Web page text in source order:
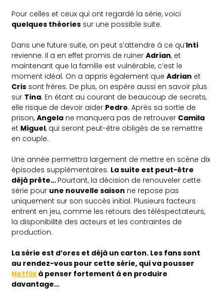
Pour celles et ceux qui ont regardé la série, voici
quelques théories sur une possible suite.
Dans une future suite, on peut s’attendre à ce qu’Inti
revienne. Il a en effet promis de ruinerAdrian, et
maintenant que la famille est vulnérable, c’est le
moment idéal. On a appris également queAdrian et
Cris sont frères. De plus, on espère aussi en savoir plus
sur Tina. En étant au courant de beaucoup de secrets,
elle risque de devoir aider Pedro. Après sa sortie de
prison,Angela ne manquera pas de retrouver Camila
et Miguel, qui seront peut-être obligés de se remettre
en couple.
Une année permettra largement de mettre en scène dix
épisodes supplémentaires. La suite est peut-être
déjà prête… Pourtant, la décision de renouveler cette
série pour une nouvelle saison ne repose pas
uniquement sur son succès initial. Plusieurs facteurs
entrent en jeu, comme les retours des téléspectateurs,
la disponibilité des acteurs et les contraintes de
production.
La série est d’ores et déjà un carton. Les fans sont
au rendez-vous pour cette série, qui va pousser
Netflix à penser fortement à en produire
davantage…